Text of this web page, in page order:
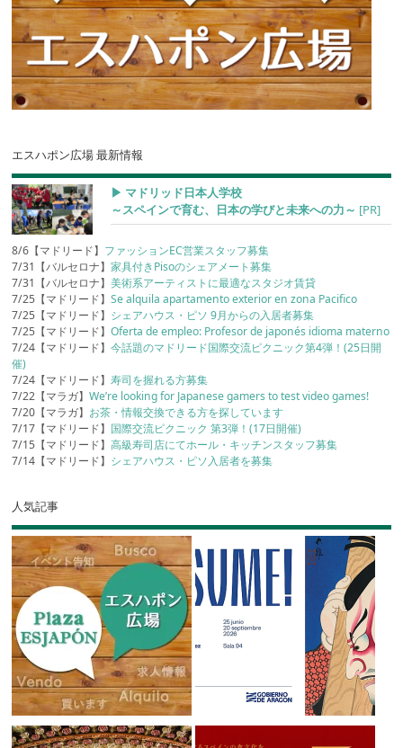
エスハポン広場 最新情報
▶︎ マドリッド日本人学校
～スペインで育む、日本の学びと未来への力～ [PR]
8/6【マドリード】 ファッションEC営業スタッフ募集
7/31【バルセロナ】家具付きPisoのシェアメート募集
7/31【バルセロナ】美術系アーティストに最適なスタジオ賃貸
7/25【マドリード】Se alquila apartamento exterior en zona Pacifico
7/25【マドリード】 シェアハウス・ピソ 9月からの入居者募集
7/25【マドリード】Oferta de empleo: Profesor de japonés idioma materno
7/24【マドリード】今話題のマドリード国際交流ピクニック第4弾！(25日開
催)
7/24【マドリード】寿司を握れる方募集
7/22【マラガ】We’re looking for Japanese gamers to test video games!
7/20【マラガ】 お茶・情報交換できる方を探しています
7/17【マドリード】 国際交流ピクニック 第3弾！(17日開催)
7/15【マドリード】高級寿司店にてホール・キッチンスタッフ募集
7/14【マドリード】 シェアハウス・ピソ入居者を募集
人気記事